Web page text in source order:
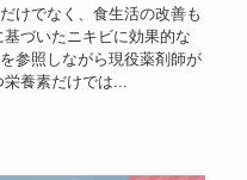
けでなく、食生活の改善も
づいたニキビに効果的な
参照しながら現役薬剤師が
養素だけでは...